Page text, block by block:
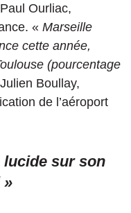
Ourliac,
« Marseille
cette année,
(pourcentage
Boullay,
de l’aéroport
lucide sur son
»